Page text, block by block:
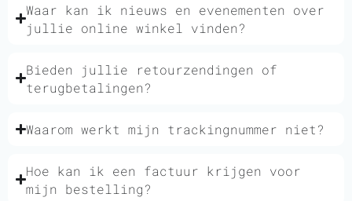
Waar kan ik nieuws en evenementen over
jullie online winkel vinden?
Bieden jullie retourzendingen of
terugbetalingen?
Waarom werkt mijn trackingnummer niet?
Hoe kan ik een factuur krijgen voor
mijn bestelling?